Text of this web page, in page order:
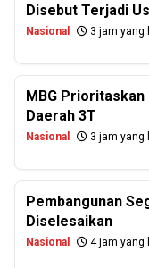
Disebut Terjadi
Nasional 3 jam yang
MBG Prioritaskan
Daerah 3T
Nasional 3 jam yang
Pembangunan
Diselesaikan
Nasional 4 jam yang